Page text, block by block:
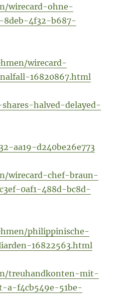
wirecard-ohne-
8deb-4f32-b687-
wirecard-
16820867.html
halved-delayed-
aa19-d240be26e773
wirecard-chef-braun-
0af1-488d-bc8d-
philippinische-
16822563.html
treuhandkonten-mit-
a-f4cb549e-51be-